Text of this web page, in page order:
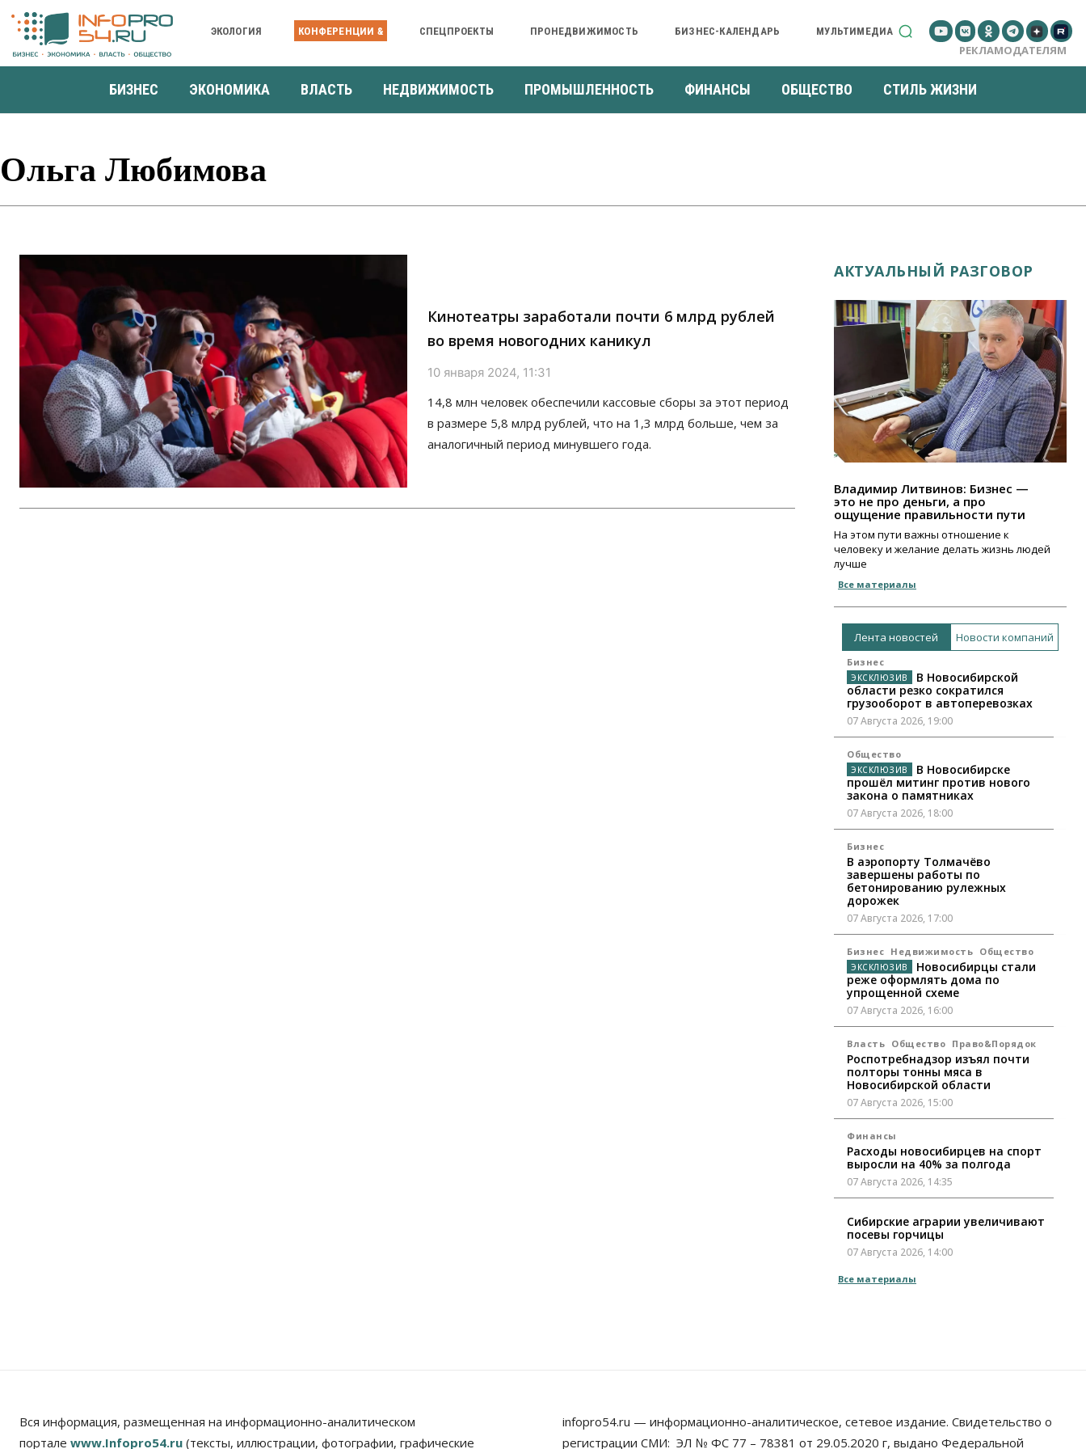
ЭКОЛОГИЯ КОНФЕРЕНЦИИ & СПЕЦПРОЕКТЫ ПРОНЕДВИЖИМОСТЬ БИЗНЕС-КАЛЕНДАРЬ МУЛЬТИМЕДИА
РЕКЛАМОДАТЕЛЯМ
БИЗНЕС ЭКОНОМИКА ВЛАСТЬ НЕДВИЖИМОСТЬ ПРОМЫШЛЕННОСТЬ ФИНАНСЫ ОБЩЕСТВО СТИЛЬ ЖИЗНИ
Ольга Любимова
Кинотеатры заработали почти 6 млрд рублей
во время новогодних каникул
10 января 2024, 11:31
14,8 млн человек обеспечили кассовые сборы за этот период
в размере 5,8 млрд рублей, что на 1,3 млрд больше, чем за
аналогичный период минувшего года.
АКТУАЛЬНЫЙ РАЗГОВОР
Владимир Литвинов: Бизнес —
это не про деньги, а про
ощущение правильности пути
На этом пути важны отношение к
человеку и желание делать жизнь людей
лучше
Все материалы
Лента новостей Новости компаний
Бизнес
В Новосибирской
области резко сократился
грузооборот в автоперевозках
07 Августа 2026, 19:00
Общество
В Новосибирске
прошёл митинг против нового
закона о памятниках
07 Августа 2026, 18:00
Бизнес
В аэропорту Толмачёво
завершены работы по
бетонированию рулежных
дорожек
07 Августа 2026, 17:00
Бизнес Недвижимость Общество
Новосибирцы стали
реже оформлять дома по
упрощенной схеме
07 Августа 2026, 16:00
Власть Общество Право&Порядок
Роспотребнадзор изъял почти
полторы тонны мяса в
Новосибирской области
07 Августа 2026, 15:00
Финансы
Расходы новосибирцев на спорт
выросли на 40% за полгода
07 Августа 2026, 14:35
Сибирские аграрии увеличивают
посевы горчицы
07 Августа 2026, 14:00
Власть
«поставили машины на прикол»
07 Августа 2026, 13:00
Все материалы
Вся информация, размещенная на информационно-аналитическом
портале www.Infopro54.ru (тексты, иллюстрации, фотографии, графические
infopro54.ru — информационно-аналитическое, сетевое издание. Свидетельство о
регистрации СМИ: ЭЛ № ФС 77 – 78381 от 29.05.2020 г, выдано Федеральной